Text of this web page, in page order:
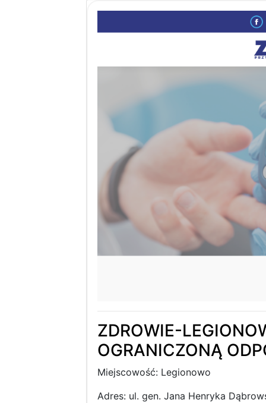
ZDROWIE-
OGRANICZONĄ
Miejscowość: Legionowo
Adres: ul. gen. Jana Henryka